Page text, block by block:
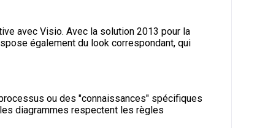
avec Visio. Avec la solution 2013 pour la
également du look correspondant, qui
ou des "connaissances" spécifiques
diagrammes respectent les règles